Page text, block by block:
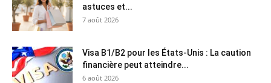
astuces et...
7 août 2026
Visa B1/B2 pour les États-Unis : La caution
financière peut atteindre...
6 août 2026